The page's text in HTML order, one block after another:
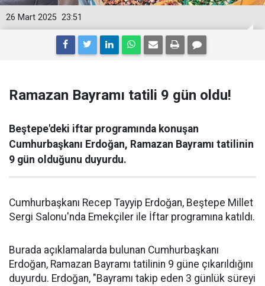
23:51
26 Mart 2025
Ramazan Bayramı tatili 9 gün oldu!
Beştepe'deki iftar programında konuşan
Cumhurbaşkanı Erdoğan, Ramazan Bayramı tatilinin
9 gün olduğunu duyurdu.
Cumhurbaşkanı Recep Tayyip Erdoğan, Beştepe Millet
Sergi Salonu'nda Emekçiler ile İftar programına katıldı.
Burada açıklamalarda bulunan Cumhurbaşkanı
Erdoğan, Ramazan Bayramı tatilinin 9 güne çıkarıldığını
duyurdu. Erdoğan, "Bayramı takip eden 3 günlük süreyi